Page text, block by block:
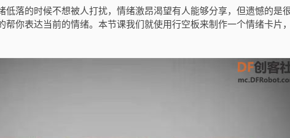
低落的时候不想被人打扰，情绪激昂渴望有人能够分享，但遗憾的是
帮你表达当前的情绪。本节课我们就使用行空板来制作一个情绪卡片